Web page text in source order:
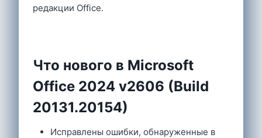
редакции Office.
Что нового в Microsoft
Office 2024 v2606 (Build
20131.20154)
Исправлены ошибки, обнаруженные в